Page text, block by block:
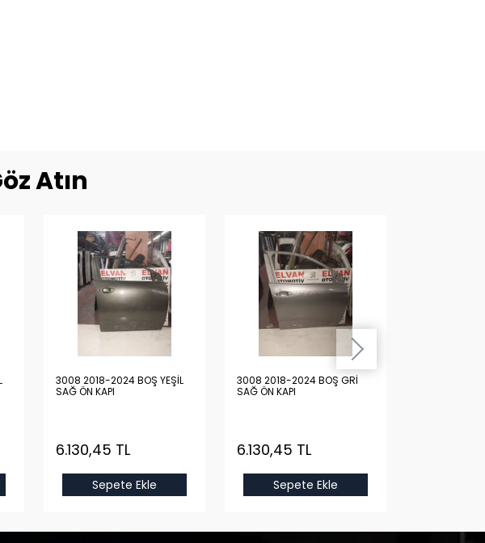
Atın
3008 2018-2024 BOŞ YEŞİL
SAĞ ÖN KAPI
6.130,45 TL
Sepete Ekle
3008 2018-2024 BOŞ GRİ
SAĞ ÖN KAPI
6.130,45 TL
Sepete Ekle